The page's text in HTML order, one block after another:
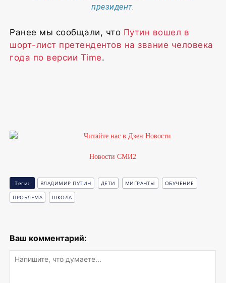
президент.
Ранее мы сообщали, что Путин вошел в
шорт-лист претендентов на звание человека
года по версии Time.
Новости СМИ2
Теги: ВЛАДИМИР ПУТИН ДЕТИ МИГРАНТЫ
ОБУЧЕНИЕ
ПРОБЛЕМА
ШКОЛА
Ваш комментарий: